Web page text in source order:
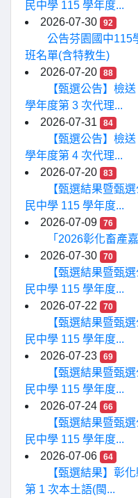
民中學 115 學年度...
2026-07-30
92
公告芬園國中115
班名單(含特教生)
2026-07-20
88
【甄選公告】檢
學年度第 3 次代理...
2026-07-31
84
【甄選公告】檢
學年度第 4 次代理...
2026-07-20
83
【甄選結果暨甄
民中學 115 學年度...
2026-07-09
76
「2026彰化畜產
2026-07-30
70
【甄選結果暨甄
民中學 115 學年度...
2026-07-22
70
【甄選結果暨甄
民中學 115 學年度...
2026-07-23
69
【甄選結果暨甄
民中學 115 學年度...
2026-07-24
66
【甄選結果暨甄
民中學 115 學年度...
2026-07-06
64
【甄選結果】彰
第 1 次本土語(閩...